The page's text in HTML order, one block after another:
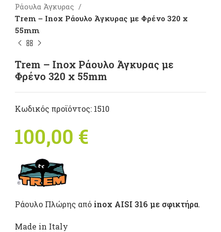
Ράουλα Άγκυρας
Trem – Inox Ράουλο Άγκυρας με Φρένο 320 x
55mm
Trem – Inox Ράουλο Άγκυρας με
Φρένο 320 x 55mm
Κωδικός προϊόντος: 1510
100,00 €
Ράουλο Πλώρης από inox AISI 316 με σφικτήρα.
Made in Italy